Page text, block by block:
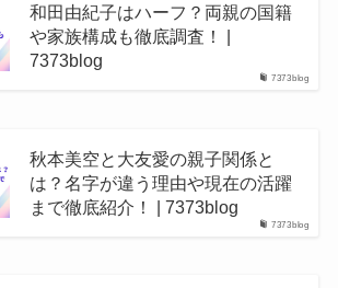
7373blog
和田由紀子はハーフ？両親の国籍
や家族構成も徹底調査！ |
7373blog
7373blog
秋本美空と大友愛の親子関係と
は？名字が違う理由や現在の活躍
まで徹底紹介！ | 7373blog